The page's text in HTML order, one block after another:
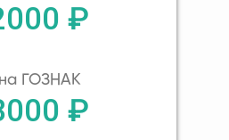
₽
ГОЗНАК
₽